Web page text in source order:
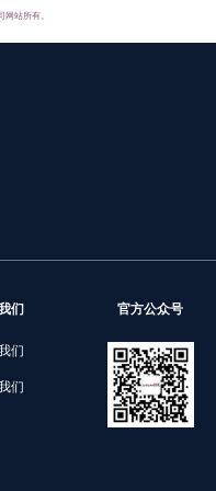
站所有。
们
们
们
官方公众号